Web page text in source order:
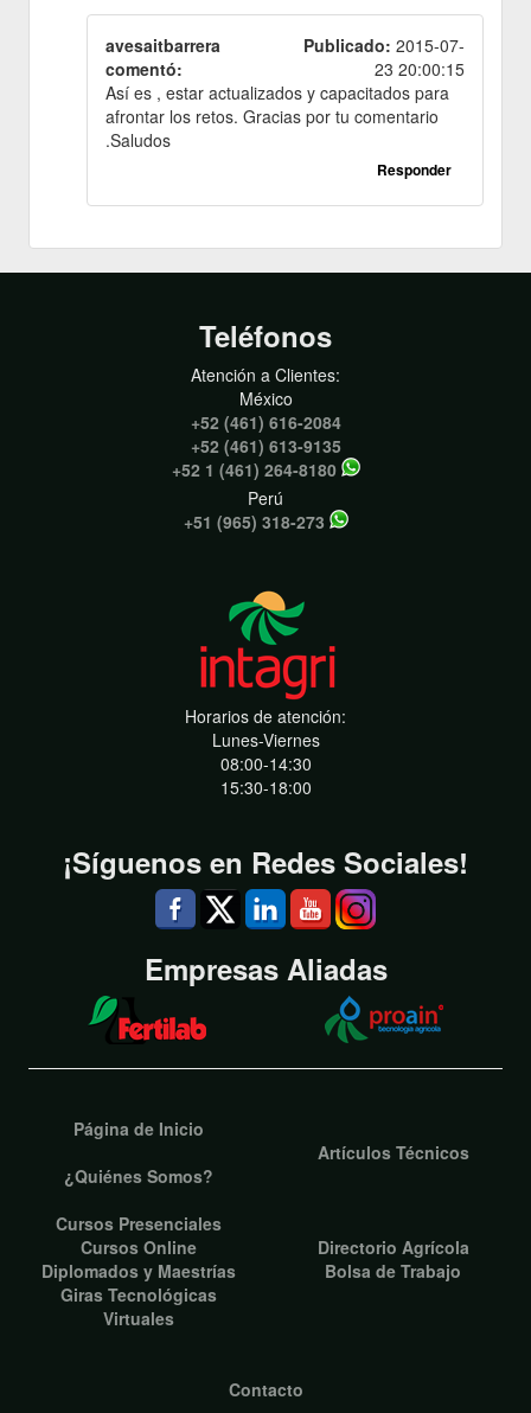
avesaitbarrera
comentó:
Publicado: 2015-07-
23 20:00:15
Así es , estar actualizados y capacitados para
afrontar los retos. Gracias por tu comentario
.Saludos
Responder
Teléfonos
Atención a Clientes:
México
+52 (461) 616-2084
+52 (461) 613-9135
+52 1 (461) 264-8180
Perú
+51 (965) 318-273
Horarios de atención:
Lunes-Viernes
08:00-14:30
15:30-18:00
¡Síguenos en Redes Sociales!
Empresas Aliadas
Página de Inicio
¿Quiénes Somos?
Artículos Técnicos
Cursos Presenciales
Cursos Online
Diplomados y Maestrías
Giras Tecnológicas
Virtuales
Directorio Agrícola
Bolsa de Trabajo
Contacto